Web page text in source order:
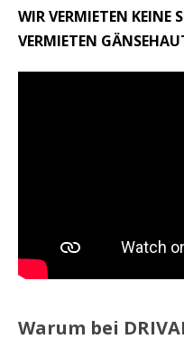
WIR VERMIETEN KEINE
VERMIETEN
Warum bei